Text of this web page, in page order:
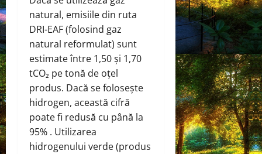
natural, emisiile din ruta
DRI-EAF (folosind gaz
natural reformulat) sunt
estimate între 1,50 și 1,70
tCO₂ pe tonă de oțel
produs. Dacă se folosește
hidrogen, această cifră
poate fi redusă cu până la
95% . Utilizarea
hidrogenului verde (produs